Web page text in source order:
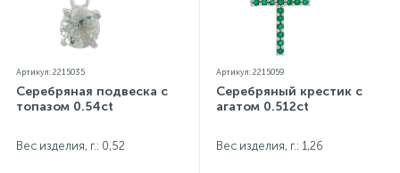
Артикул: 2215035
Серебряная подвеска с
топазом 0.54ct
Вес изделия, г.: 0,52
Артикул: 2215059
Серебряный крестик с
агатом 0.512ct
Вес изделия, г.: 1,26